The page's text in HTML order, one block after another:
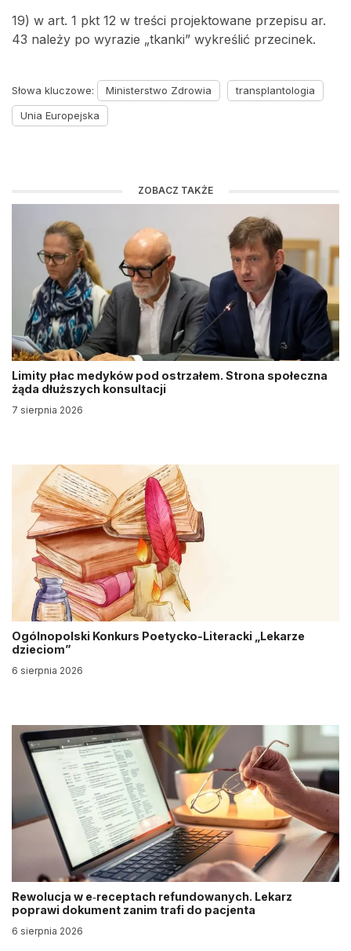
19) w art. 1 pkt 12 w treści projektowane przepisu ar.
43 należy po wyrazie „tkanki” wykreślić przecinek.
Słowa kluczowe: Ministerstwo Zdrowia
transplantologia
Unia Europejska
ZOBACZ TAKŻE
Limity płac medyków pod ostrzałem. Strona społeczna
żąda dłuższych konsultacji
7 sierpnia 2026
Ogólnopolski Konkurs Poetycko-Literacki „Lekarze
dzieciom”
6 sierpnia 2026
Rewolucja w e‑receptach refundowanych. Lekarz
poprawi dokument zanim trafi do pacjenta
6 sierpnia 2026